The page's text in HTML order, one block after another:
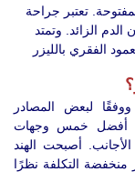
تعتبر جراحة
الزائد. وتمتد
لبعض المصادر
في أفضل خمس وجهات
أصبحت الهند
منخفضة التكلفة نظرًا